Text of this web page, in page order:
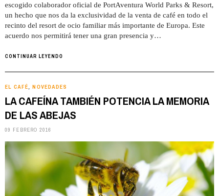
escogido colaborador oficial de PortAventura World Parks & Resort,
un hecho que nos da la exclusividad de la venta de café en todo el
recinto del resort de ocio familiar más importante de Europa. Este
acuerdo nos permitirá tener una gran presencia y…
CONTINUAR LEYENDO
EL CAFÉ NOVEDADES
LA CAFEÍNA TAMBIÉN POTENCIA LA MEMORIA
DE LAS ABEJAS
09 FEBRERO 2016